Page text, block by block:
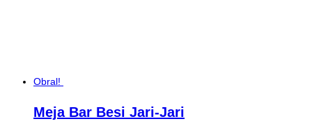
Obral!
Meja Bar Besi Jari-Jari